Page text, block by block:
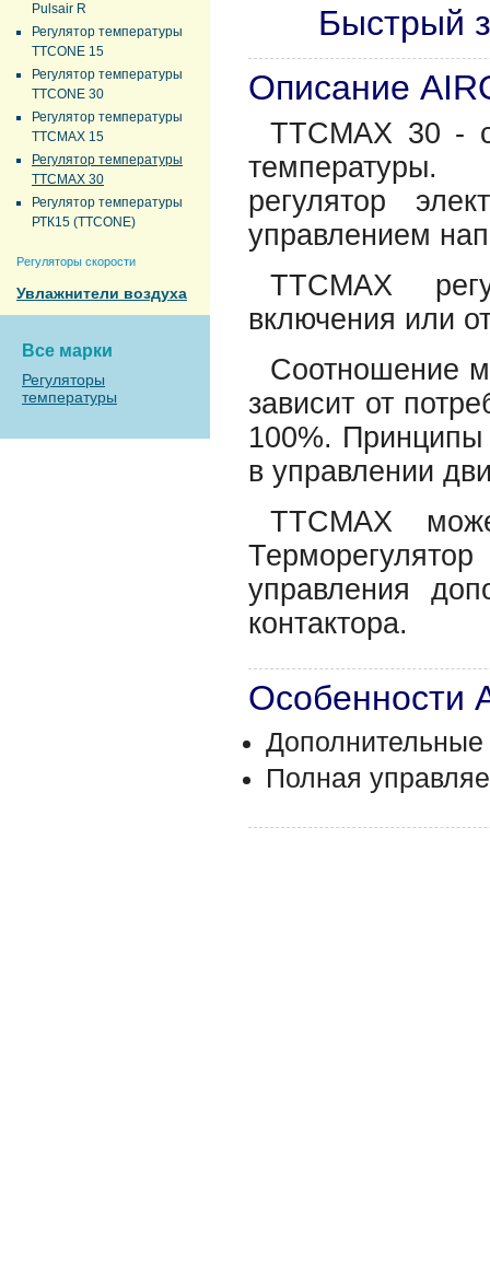
Pulsair R
Регулятор температуры
TTCONE 15
Регулятор температуры
TTCONE 30
Регулятор температуры
TTCMAX 15
Регулятор температуры
TTCMAX 30
Регулятор температуры
РТК15 (TTCONE)
Регуляторы скорости
Увлажнители воздуха
Все марки
Регуляторы
температуры
Быстрый
Описание
TTCMAX 30 -
температуры.
регулятор
управлением
TTCMAX
включения или
Соотношение
зависит от
100%. Принципы
в управлении
TTCMAX
управления
контактора.
Особенности
Дополнительные
Полная